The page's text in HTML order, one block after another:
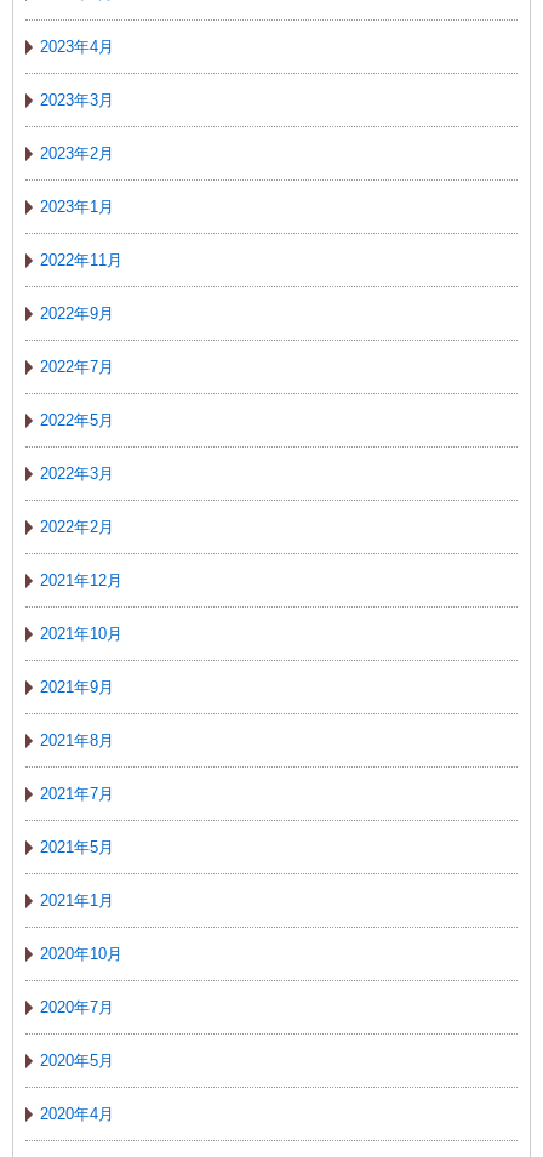
2023年4月
2023年3月
2023年2月
2023年1月
2022年11月
2022年9月
2022年7月
2022年5月
2022年3月
2022年2月
2021年12月
2021年10月
2021年9月
2021年8月
2021年7月
2021年5月
2021年1月
2020年10月
2020年7月
2020年5月
2020年4月